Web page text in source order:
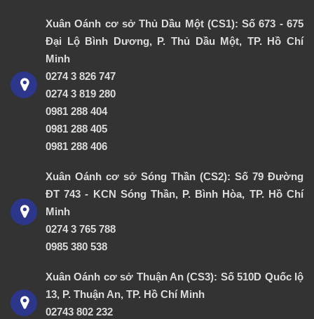
Xuân Oánh cơ sở Thủ Dầu Một (CS1): Số 673 - 675
Đại Lộ Bình Dương, P. Thủ Dầu Một, TP. Hồ Chí
Minh
0274 3 826 747
0274 3 819 280
0981 288 404
0981 288 405
0981 288 406
Xuân Oánh cơ sở Sóng Thần (CS2): Số 79 Đường
ĐT 743 - KCN Sóng Thần, P. Bình Hòa, TP. Hồ Chí
Minh
0274 3 765 788
0985 380 538
Xuân Oánh cơ sở Thuận An (CS3): Số 510D Quốc lộ
13, P. Thuận An, TP. Hồ Chí Minh
02743 802 232